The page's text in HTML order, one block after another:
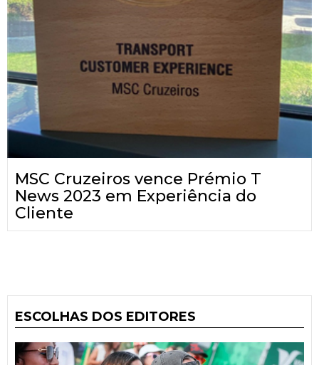
MSC Cruzeiros vence Prémio T
News 2023 em Experiência do
Cliente
ESCOLHAS DOS EDITORES